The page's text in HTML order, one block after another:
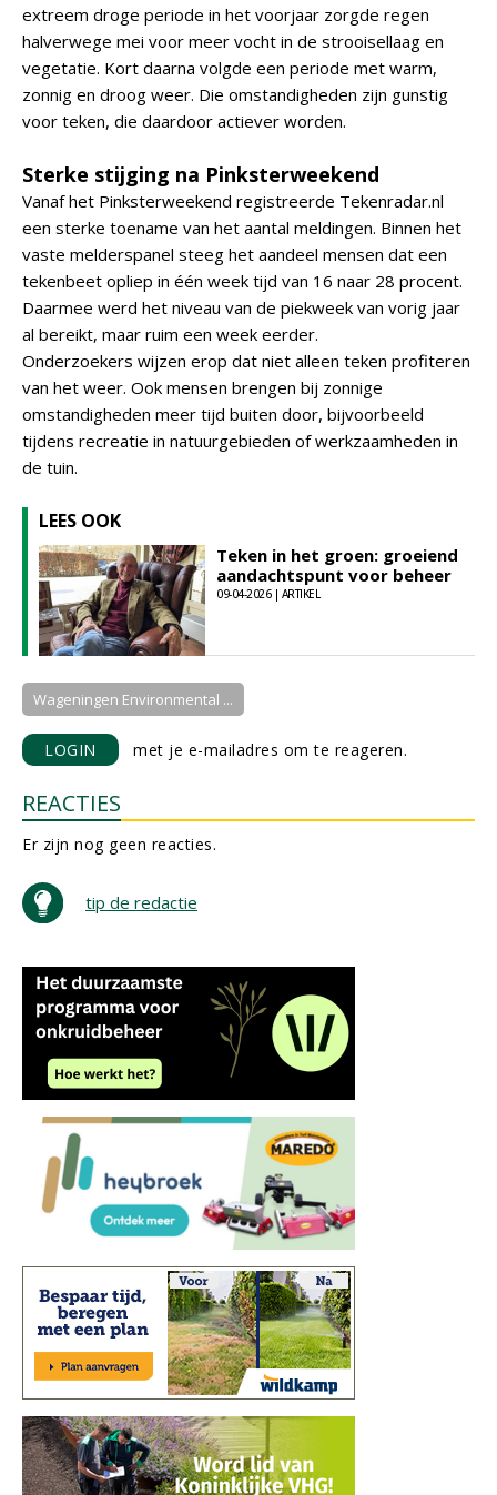
extreem droge periode in het voorjaar zorgde regen
halverwege mei voor meer vocht in de strooisellaag en
vegetatie. Kort daarna volgde een periode met warm,
zonnig en droog weer. Die omstandigheden zijn gunstig
voor teken, die daardoor actiever worden.
Sterke stijging na Pinksterweekend
Vanaf het Pinksterweekend registreerde Tekenradar.nl
een sterke toename van het aantal meldingen. Binnen het
vaste melderspanel steeg het aandeel mensen dat een
tekenbeet opliep in één week tijd van 16 naar 28 procent.
Daarmee werd het niveau van de piekweek van vorig jaar
al bereikt, maar ruim een week eerder.
Onderzoekers wijzen erop dat niet alleen teken profiteren
van het weer. Ook mensen brengen bij zonnige
omstandigheden meer tijd buiten door, bijvoorbeeld
tijdens recreatie in natuurgebieden of werkzaamheden in
de tuin.
LEES OOK
Teken in het groen: groeiend
aandachtspunt voor beheer
09-04-2026 | ARTIKEL
Wageningen Environmental ...
LOGIN met je e-mailadres om te reageren.
REACTIES
Er zijn nog geen reacties.
tip de redactie